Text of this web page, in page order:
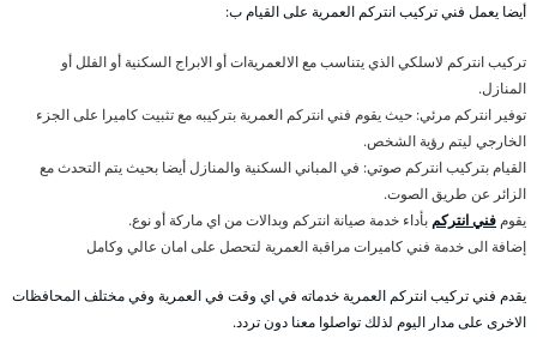
أيضا يعمل فني تركيب انتركم العمرية على القيام ب:
تركيب انتركم لاسلكي الذي يتناسب مع الالعمريةات أو الابراج السكنية أو الفلل أو
المنازل.
توفير انتركم مرئي: حيث يقوم فني انتركم العمرية بتركيبه مع تثبيت كاميرا على الجزء
الخارجي ليتم رؤية الشخص.
القيام بتركيب انتركم صوتي: في المباني السكنية والمنازل أيضا بحيث يتم التحدث مع
الزائر عن طريق الصوت.
يقوم فني انتركم بأداء خدمة صيانة انتركم وبدالات من اي ماركة أو نوع.
إضافة الى خدمة فني كاميرات مراقبة العمرية لتحصل على امان عالي وكامل
يقدم فني تركيب انتركم العمرية خدماته في اي وقت في العمرية وفي مختلف المحافظات
الاخرى على مدار اليوم لذلك تواصلوا معنا دون تردد.